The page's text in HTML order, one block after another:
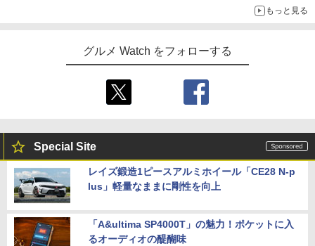
もっと見る
グルメ Watch をフォローする
Special Site
レイズ鍛造1ピースアルミホイール「CE28 N-p
lus」軽量なままに剛性を向上
「A&ultima SP4000T」の魅力！ポケットに入
るオーディオの醍醐味